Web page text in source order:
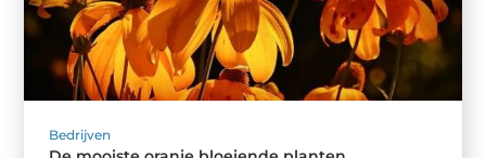
Bedrijven